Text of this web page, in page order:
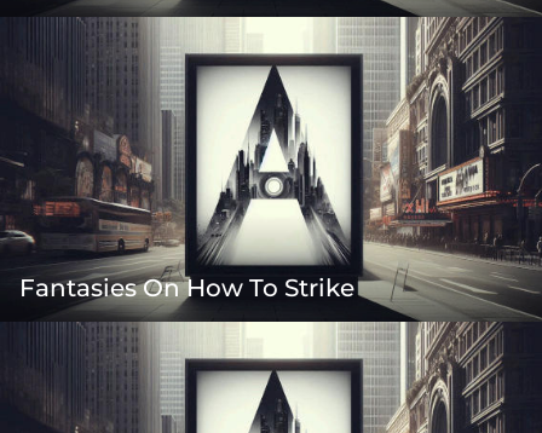
Fantasies On How To Strike